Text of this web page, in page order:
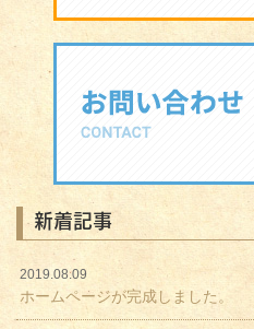
新着記事
2019.08.09
ホームページが完成しました。